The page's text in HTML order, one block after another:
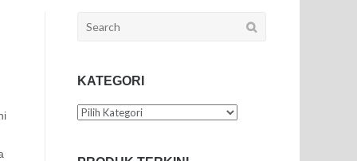
Search
KATEGORI
Kategori